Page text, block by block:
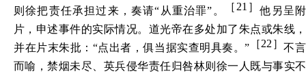
则徐把责任承担过来，奏请“ 从重治罪”。 ［21］ 他另呈附
片，申述事件的实际情况。道光帝在多处加了朱点或朱线，
并在片末朱批：“点出者，俱当据实查明具奏。” ［22］不言
而喻，禁烟未尽、英兵侵华责任归咎林则徐一人既与事实不